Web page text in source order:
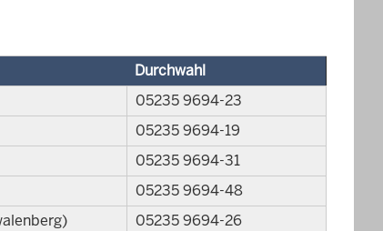
Durchwahl
05235 9694-23
05235 9694-19
05235 9694-31
05235 9694-48
05235 9694-26